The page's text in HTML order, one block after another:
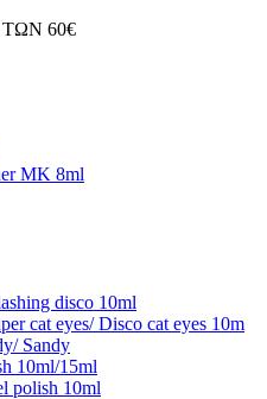
60€
ΜΚ 8ml
disco 10ml
cat eyes/ Disco cat eyes 10m
Sandy
10ml/15ml
polish 10ml